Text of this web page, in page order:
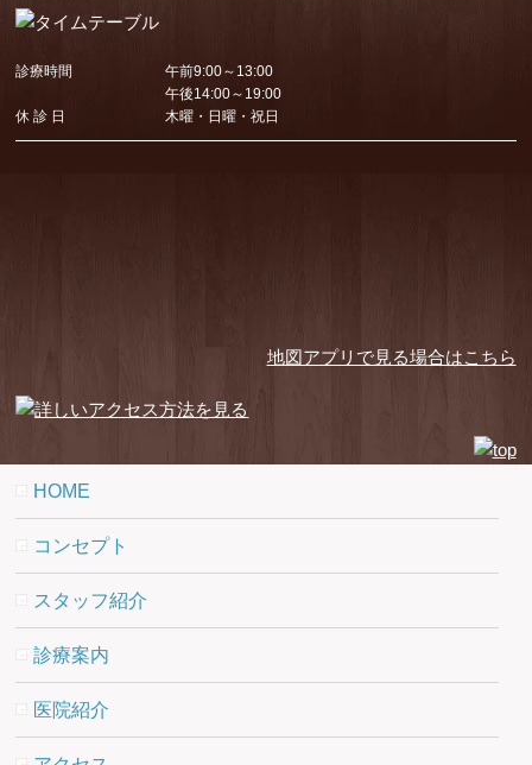
診療時間
午前9:00～13:00
午後14:00～19:00
休 診 日
木曜・日曜・祝日
地図アプリで見る場合はこちら
HOME
コンセプト
スタッフ紹介
診療案内
医院紹介